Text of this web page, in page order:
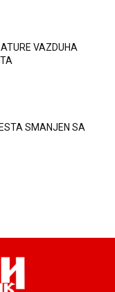
VAZDUHA
SMANJEN SA